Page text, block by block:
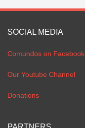
SOCIAL MEDIA
Comundos on Facebook
Our Youtube Channel
Donations